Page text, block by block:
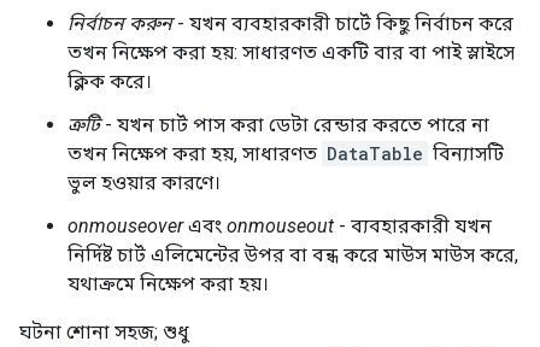
নির্বাচন করুন- যখন ব্যবহারকারী চার্টে কিছু নির্বাচন করে
তখন নিক্ষেপ করা হয়: সাধারণত একটি বার বা পাই স্লাইসে
ক্লিক করে।
ত্রুটি- যখন চার্ট পাস করা ডেটা রেন্ডার করতে পারে না
তখন নিক্ষেপ করা হয়, সাধারণত DataTable বিন্যাসটি
ভুল হওয়ার কারণে।
onmouseoverএবং onmouseout - ব্যবহারকারী যখন
নির্দিষ্ট চার্ট এলিমেন্টের উপর বা বন্ধ করে মাউস মাউস করে,
যথাক্রমে নিক্ষেপ করা হয়।
ঘটনা শোনা সহজ; শুধু